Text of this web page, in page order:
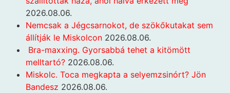
2026.08.06.
Nemcsak a Jégcsarnokot, de szökőkutakat sem
állítják le Miskolcon 2026.08.06.
Bra-maxxing. Gyorsabbá tehet a kitömött
melltartó? 2026.08.06.
Miskolc. Toca megkapta a selyemzsinórt? Jön
Bandesz 2026.08.06.